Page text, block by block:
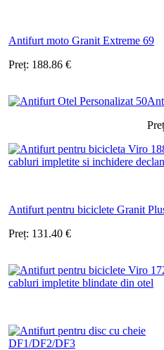
Antifurt moto Granit Extreme 69
Preț: 188.86 €
Antifurt pentru biciclete Granit
Preț: 131.40 €